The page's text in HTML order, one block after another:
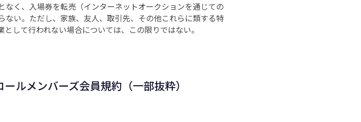
く、入場券を転売（インターネットオークションを通じての
い。ただし、家族、友人、取引先、その他これらに類する特
して行われない場合については、この限りではない。
ルメンバーズ会員規約（一部抜粋）